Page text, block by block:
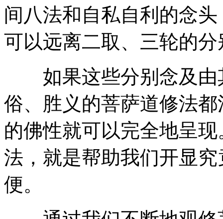
间八法和自私自利的念
可以远离二取、三轮的分
如果这些分别念及由
俗、胜义的菩萨道修法
的佛性就可以完全地呈
法，就是帮助我们开显
便。